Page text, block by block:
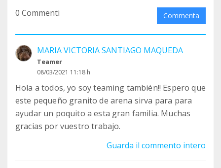
0 Commenti Commenta
MARIA VICTORIA SANTIAGO MAQUEDA
Teamer
08/03/2021 11:18 h
Hola a todos, yo soy teaming también!! Espero que
este pequeño granito de arena sirva para para
ayudar un poquito a esta gran familia. Muchas
gracias por vuestro trabajo.
Guarda il commento intero